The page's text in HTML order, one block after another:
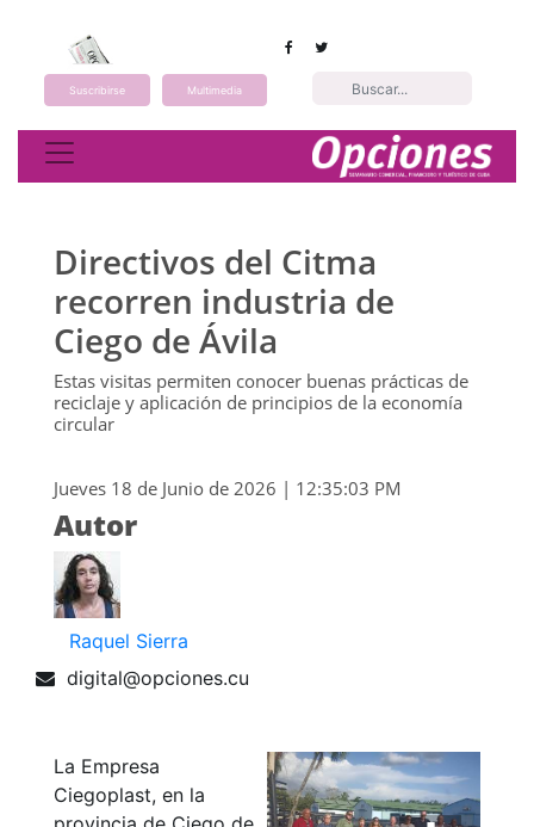
Suscribirse Multimedia
Toggle navigation
Directivos del Citma
recorren industria de
Ciego de Ávila
Estas visitas permiten conocer buenas prácticas de
reciclaje y aplicación de principios de la economía
circular
Jueves 18 de Junio de 2026 | 12:35:03 PM
Autor
Raquel Sierra
digital@opciones.cu
La Empresa
Ciegoplast, en la